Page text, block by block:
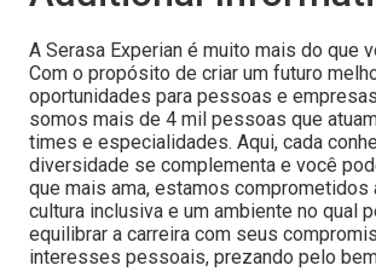
A Serasa Experian é muito mais do que
Com o propósito de criar um futuro
oportunidades para pessoas e
somos mais de 4 mil pessoas que
times e especialidades. Aqui, cada
diversidade se complementa e você
que mais ama, estamos comprometidos
cultura inclusiva e um ambiente no qual
equilibrar a carreira com seus
interesses pessoais, prezando pelo